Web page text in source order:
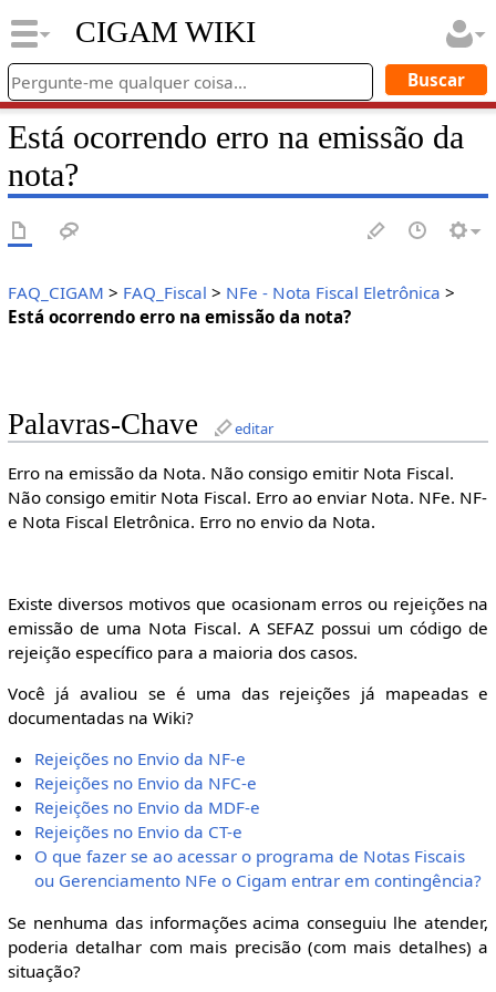
CIGAM WIKI
Está ocorrendo erro na emissão da
nota?
FAQ_CIGAM > FAQ_Fiscal > NFe - Nota Fiscal Eletrônica >
Está ocorrendo erro na emissão da nota?
Palavras-Chave editar
Erro na emissão da Nota. Não consigo emitir Nota Fiscal.
Não consigo emitir Nota Fiscal. Erro ao enviar Nota. NFe. NF-
e Nota Fiscal Eletrônica. Erro no envio da Nota.
Existe diversos motivos que ocasionam erros ou rejeições na
emissão de uma Nota Fiscal. A SEFAZ possui um código de
rejeição específico para a maioria dos casos.
Você já avaliou se é uma das rejeições já mapeadas e
documentadas na Wiki?
Rejeições no Envio da NF-e
Rejeições no Envio da NFC-e
Rejeições no Envio da MDF-e
Rejeições no Envio da CT-e
O que fazer se ao acessar o programa de Notas Fiscais
ou Gerenciamento NFe o Cigam entrar em contingência?
Se nenhuma das informações acima conseguiu lhe atender,
poderia detalhar com mais precisão (com mais detalhes) a
situação?